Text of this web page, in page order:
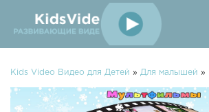
Kids Video Видео для Детей » Для малышей »